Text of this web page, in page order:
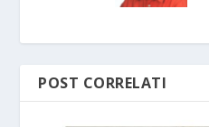
POST CORRELATI